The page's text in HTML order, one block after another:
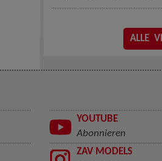
ALLE
YOUTUBE
Abonnieren
ZAV MODELS